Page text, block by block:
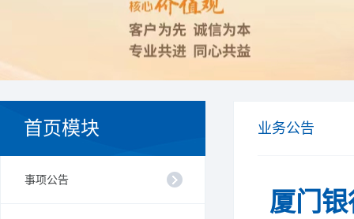
首页模块
事项公告
业务公告
厦门